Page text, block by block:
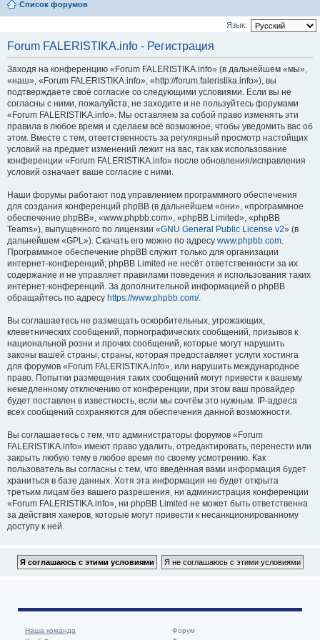
Список форумов
Язык:
Forum FALERISTIKA.info - Регистрация
Заходя на конференцию «Forum FALERISTIKA.info» (в дальнейшем «мы»,
«наш», «Forum FALERISTIKA.info», «http://forum.faleristika.info»), вы
подтверждаете своё согласие со следующими условиями. Если вы не
согласны с ними, пожалуйста, не заходите и не пользуйтесь форумами
«Forum FALERISTIKA.info». Мы оставляем за собой право изменять эти
правила в любое время и сделаем всё возможное, чтобы уведомить вас об
этом. Вместе с тем, ответственность за регулярный просмотр настойщих
условий на предмет изменений лежит на вас, так как использование
конференции «Forum FALERISTIKA.info» после обновления/исправления
условий означает ваше согласие с ними.
Наши форумы работают под управлением программного обеспечения
для создания конференций phpBB (в дальнейшем «они», «программное
обеспечение phpBB», «www.phpbb.com», «phpBB Limited», «phpBB
Teams»), выпущенного по лицензии «GNU General Public License v2» (в
дальнейшем «GPL»). Скачать его можно по адресу www.phpbb.com.
Программное обеспечение phpBB служит только для организации
интернет-конференций; phpBB Limited не несёт ответственности за их
содержание и не управляет правилами поведения и использования таких
интернет-конференций. За дополнительной информацией о phpBB
обращайтесь по адресу https://www.phpbb.com/.
Вы соглашаетесь не размещать оскорбительных, угрожающих,
клеветнических сообщений, порнографических сообщений, призывов к
национальной розни и прочих сообщений, которые могут нарушить
законы вашей страны, страны, которая предоставляет услуги хостинга
для форумов «Forum FALERISTIKA.info», или нарушить международное
право. Попытки размещения таких сообщений могут привести к вашему
немедленному отключению от конференции, при этом ваш провайдер
будет поставлен в известность, если мы сочтём это нужным. IP-адреса
всех сообщений сохраняются для обеспечения данной возможности.
Вы соглашаетесь с тем, что администраторы форумов «Forum
FALERISTIKA.info» имеют право удалить, отредактировать, перенести или
закрыть любую тему в любое время по своему усмотрению. Как
пользователь вы согласны с тем, что введённая вами информация будет
храниться в базе данных. Хотя эта информация не будет открыта
третьим лицам без вашего разрешения, ни администрация конференции
«Forum FALERISTIKA.info», ни phpBB Limited не может быть ответственна
за действия хакеров, которые могут привести к несанкционированному
доступу к ней.
Наша команда
Форум